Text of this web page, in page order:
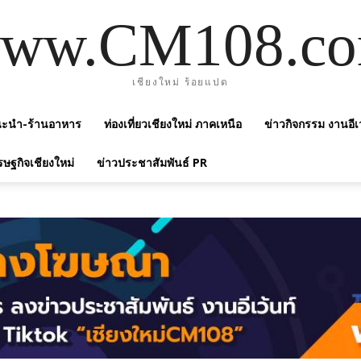
เชียงใหม่ ร้อยแปด
นำ-ร้านอาหาร ท่องเที่ยวเชียงใหม่ ภาคเหนือ ข่าวกิจกรรม งานอี
ฐกิจเชียงใหม่ ข่าวประชาสัมพันธ์ PR